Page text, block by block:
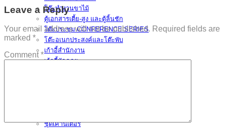
โต๊ะทำงานขาไม้
ตู้เอกสารเตี้ย-สูง และตู้ลิ้นชัก
โต๊ะประชุม CONFERENCE SERIES
โต๊ะอเนกประสงค์และโต๊ะพับ
เก้าอี้สำนักงาน
เก้าอี้พักคอย
ชุดเคาน์เตอร์
Leave a Reply
Your email address will not be published. Required fields are
marked *
Comment *